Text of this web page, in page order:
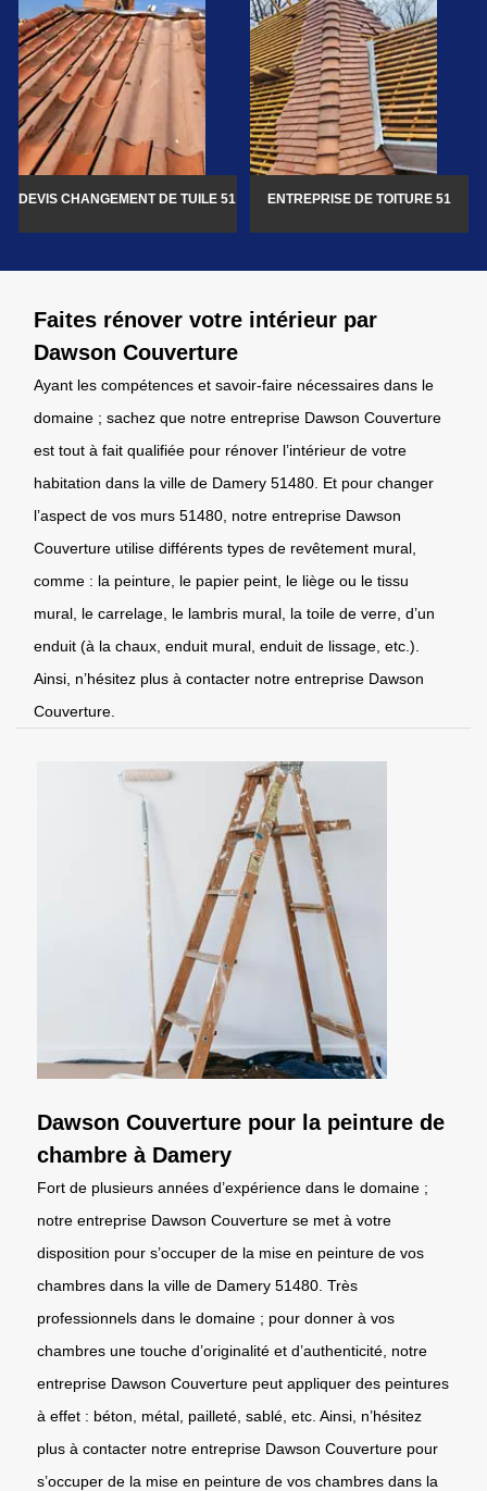
DEVIS CHANGEMENT DE TUILE 51 ENTREPRISE DE TOITURE 51
Faites rénover votre intérieur par
Dawson Couverture
Ayant les compétences et savoir-faire nécessaires dans le
domaine ; sachez que notre entreprise Dawson Couverture
est tout à fait qualifiée pour rénover l’intérieur de votre
habitation dans la ville de Damery 51480. Et pour changer
l’aspect de vos murs 51480, notre entreprise Dawson
Couverture utilise différents types de revêtement mural,
comme : la peinture, le papier peint, le liège ou le tissu
mural, le carrelage, le lambris mural, la toile de verre, d’un
enduit (à la chaux, enduit mural, enduit de lissage, etc.).
Ainsi, n’hésitez plus à contacter notre entreprise Dawson
Couverture.
Dawson Couverture pour la peinture de
chambre à Damery
Fort de plusieurs années d’expérience dans le domaine ;
notre entreprise Dawson Couverture se met à votre
disposition pour s’occuper de la mise en peinture de vos
chambres dans la ville de Damery 51480. Très
professionnels dans le domaine ; pour donner à vos
chambres une touche d’originalité et d’authenticité, notre
entreprise Dawson Couverture peut appliquer des peintures
à effet : béton, métal, pailleté, sablé, etc. Ainsi, n’hésitez
plus à contacter notre entreprise Dawson Couverture pour
s’occuper de la mise en peinture de vos chambres dans la